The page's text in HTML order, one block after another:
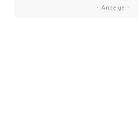
- Anzeige -